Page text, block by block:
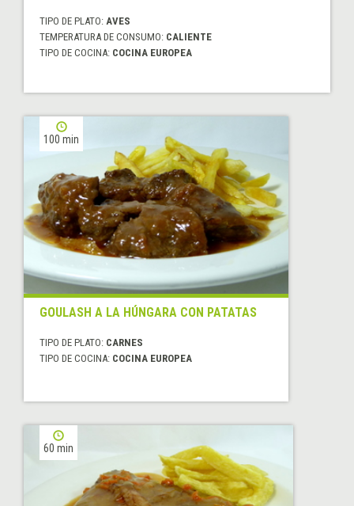
TIPO DE PLATO: AVES
TEMPERATURA DE CONSUMO: CALIENTE
TIPO DE COCINA: COCINA EUROPEA
100 min
GOULASH A LA HÚNGARA CON PATATAS
TIPO DE PLATO: CARNES
TIPO DE COCINA: COCINA EUROPEA
60 min